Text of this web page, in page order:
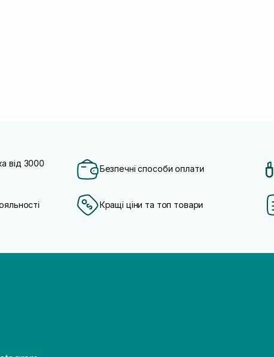
від 3000
Безпечні способи оплати
Кращі ціни та топ товари